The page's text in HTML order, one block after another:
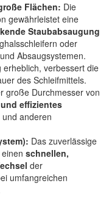
Flächen: Die
gewährleistet eine
Staubabsaugung
oder
Absaugsystemen.
erheblich, verbessert die
des Schleifmittels.
große Durchmesser von
effizientes
anderen
Das zuverlässige
schnellen,
der
umfangreichen